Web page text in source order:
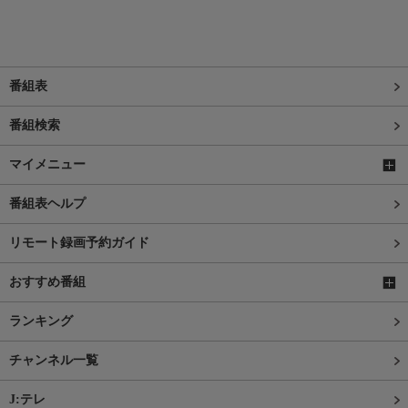
番組表
番組検索
マイメニュー
番組表ヘルプ
リモート録画予約ガイド
おすすめ番組
ランキング
チャンネル一覧
J:テレ